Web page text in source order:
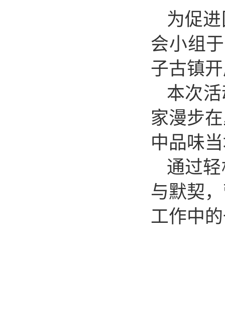
为促
会小组于
子古镇
本次
家漫步
中品味
通过
与默契
工作中